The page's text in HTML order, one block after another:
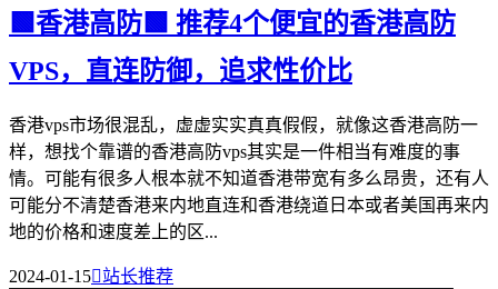
🟩香港高防🟩 推荐4个便宜的香港高防
VPS，直连防御，追求性价比
香港vps市场很混乱，虚虚实实真真假假，就像这香港高防一
样，想找个靠谱的香港高防vps其实是一件相当有难度的事
情。可能有很多人根本就不知道香港带宽有多么昂贵，还有人
可能分不清楚香港来内地直连和香港绕道日本或者美国再来内
地的价格和速度差上的区...
2024-01-15站长推荐